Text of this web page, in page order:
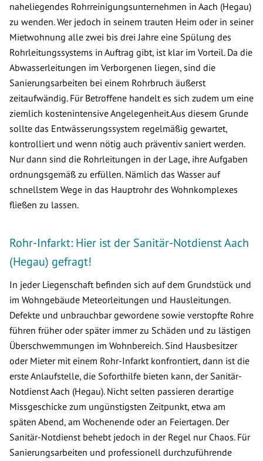
naheliegendes Rohrreinigungsunternehmen in Aach (Hegau)
zu wenden. Wer jedoch in seinem trauten Heim oder in seiner
Mietwohnung alle zwei bis drei Jahre eine Spülung des
Rohrleitungssystems in Auftrag gibt, ist klar im Vorteil. Da die
Abwasserleitungen im Verborgenen liegen, sind die
Sanierungsarbeiten bei einem Rohrbruch äußerst
zeitaufwändig. Für Betroffene handelt es sich zudem um eine
ziemlich kostenintensive Angelegenheit.Aus diesem Grunde
sollte das Entwässerungssystem regelmäßig gewartet,
kontrolliert und wenn nötig auch präventiv saniert werden.
Nur dann sind die Rohrleitungen in der Lage, ihre Aufgaben
ordnungsgemäß zu erfüllen. Nämlich das Wasser auf
schnellstem Wege in das Hauptrohr des Wohnkomplexes
fließen zu lassen.
Rohr-Infarkt: Hier ist der Sanitär-Notdienst Aach
(Hegau) gefragt!
In jeder Liegenschaft befinden sich auf dem Grundstück und
im Wohngebäude Meteorleitungen und Hausleitungen.
Defekte und unbrauchbar gewordene sowie verstopfte Rohre
führen früher oder später immer zu Schäden und zu lästigen
Überschwemmungen im Wohnbereich. Sind Hausbesitzer
oder Mieter mit einem Rohr-Infarkt konfrontiert, dann ist die
erste Anlaufstelle, die Soforthilfe bieten kann, der Sanitär-
Notdienst Aach (Hegau). Nicht selten passieren derartige
Missgeschicke zum ungünstigsten Zeitpunkt, etwa am
späten Abend, am Wochenende oder an Feiertagen. Der
Sanitär-Notdienst behebt jedoch in der Regel nur Chaos. Für
Sanierungsarbeiten und professionell durchzuführende